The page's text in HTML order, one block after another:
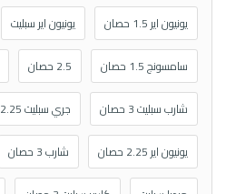
يونيون اير 1.5 حصان يونيون اير سبليت
سامسونج 1.5 حصان 2.5 حصان
شارب سبليت 3 حصان جري سبليت 2.25 حصان
يونيون اير 2.25 حصان شارب 3 حصان